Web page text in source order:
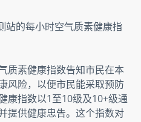
站的每小时空气质素健康指
质素健康指数告知市民在本
风险，以便市民能采取预防
康指数以1至10级及10+级通
提供健康忠告。这个指数对